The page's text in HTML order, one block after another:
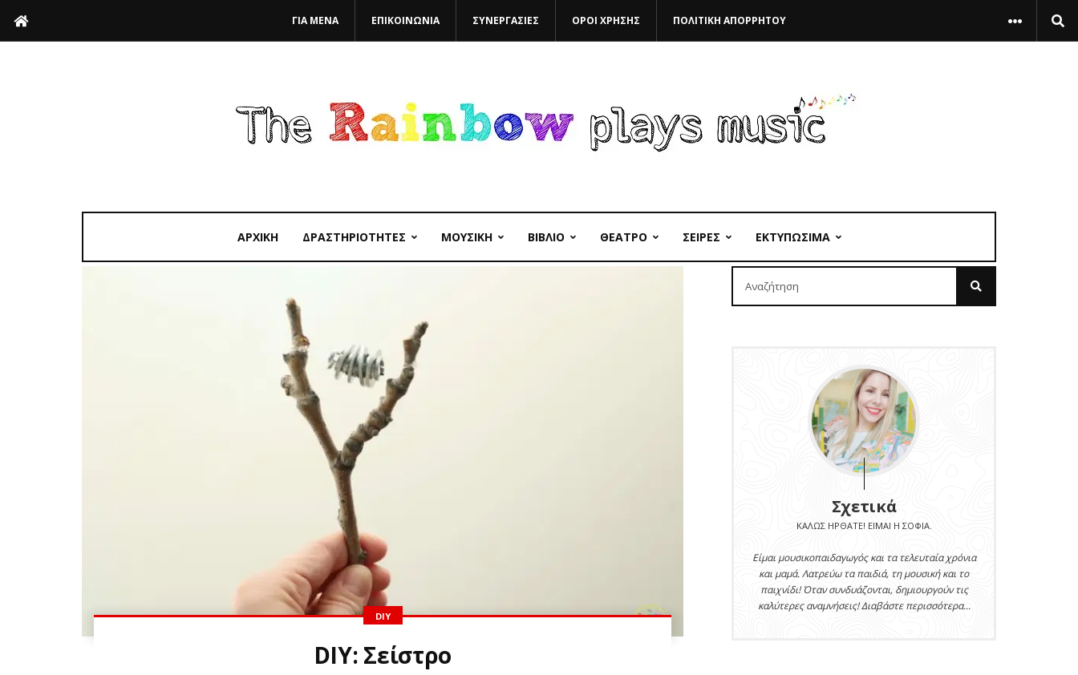
ΓΙΑ ΜΕΝΑ ΕΠΙΚΟΙΝΩΝΙΑ ΣΥΝΕΡΓΑΣΙΕΣ ΟΡΟΙ ΧΡΗΣΗΣ ΠΟΛΙΤΙΚΗ ΑΠΟΡΡΗΤΟΥ
ΑΡΧΙΚΗ ΔΡΑΣΤΗΡΙΟΤΗΤΕΣ ΜΟΥΣΙΚΗ ΒΙΒΛΙΟ ΘΕΑΤΡΟ ΣΕΙΡΕΣ ΕΚΤΥΠΩΣΙΜΑ
DIY
DIY: Σείστρο
Σχετικά
ΚΑΛΏΣ ΉΡΘΑΤΕ! ΕΊΜΑΙ Η ΣΟΦΊΑ.
Είμαι μουσικοπαιδαγωγός και τα τελευταία χρόνια
και μαμά. Λατρεύω τα παιδιά, τη μουσική και το
παιχνίδι! Όταν συνδυάζονται, δημιουργούν τις
καλύτερες αναμνήσεις! Διαβάστε περισσότερα...